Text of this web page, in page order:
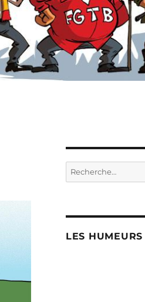
Recherche
pour :
LES